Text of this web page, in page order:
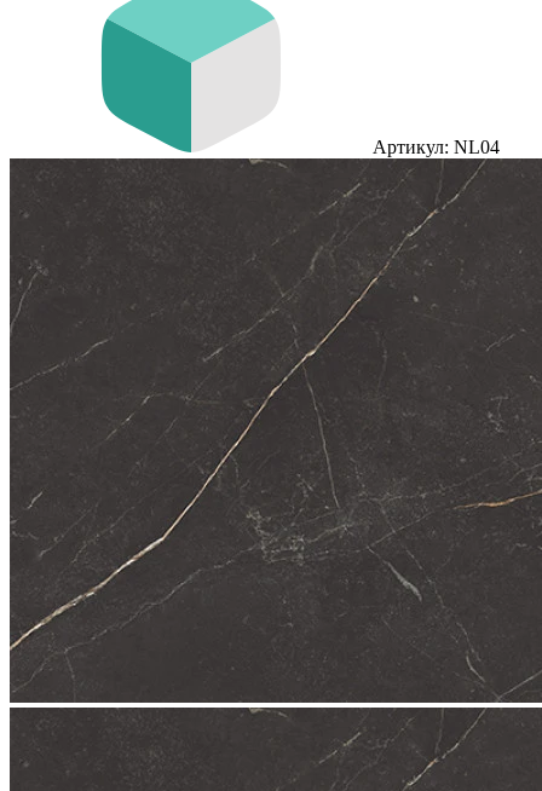
Артикул: NL04